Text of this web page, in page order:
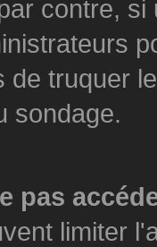
contre,
de truquer
sondage.
pas
limiter